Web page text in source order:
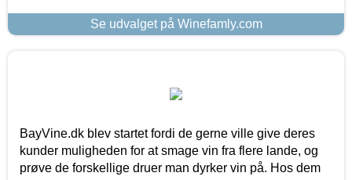
Se udvalget på Winefamly.com
BayVine.dk blev startet fordi de gerne ville give deres
kunder muligheden for at smage vin fra flere lande, og
prøve de forskellige druer man dyrker vin på. Hos dem